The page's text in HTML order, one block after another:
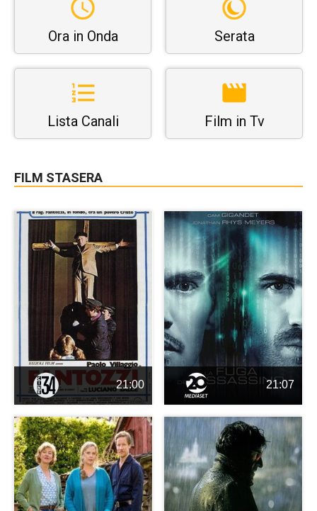
Ora in Onda Serata
Lista Canali Film in Tv
FILM STASERA
21:00 21:07